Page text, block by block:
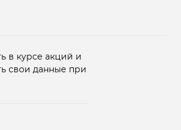
в курсе акций и
свои данные при